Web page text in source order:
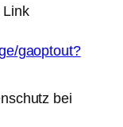
Link
gaoptout?
bei